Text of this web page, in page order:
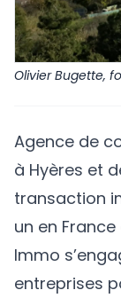
Olivier Bugette,
Agence de
à Hyères et
transaction
un en
Immo
entreprises